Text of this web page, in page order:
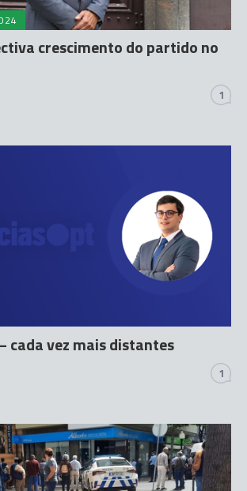
crescimento do partido no
1
cada vez mais distantes
1